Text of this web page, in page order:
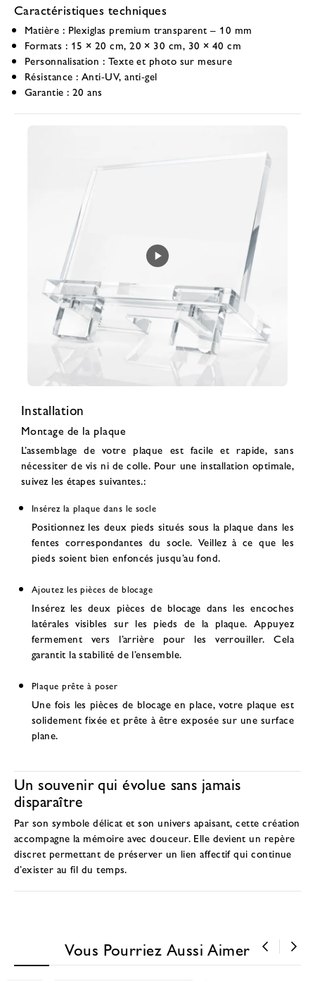
Caractéristiques techniques
Matière : Plexiglas premium transparent – 10 mm
Formats : 15 × 20 cm, 20 × 30 cm, 30 × 40 cm
Personnalisation : Texte et photo sur mesure
Résistance : Anti-UV, anti-gel
Garantie : 20 ans
Installation
Montage de la plaque
L’assemblage de votre plaque est facile et rapide, sans
nécessiter de vis ni de colle. Pour une installation optimale,
suivez les étapes suivantes.:
Insérez la plaque dans le socle
Positionnez les deux pieds situés sous la plaque dans les
fentes correspondantes du socle. Veillez à ce que les
pieds soient bien enfoncés jusqu’au fond.
Ajoutez les pièces de blocage
Insérez les deux pièces de blocage dans les encoches
latérales visibles sur les pieds de la plaque. Appuyez
fermement vers l’arrière pour les verrouiller. Cela
garantit la stabilité de l’ensemble.
Plaque prête à poser
Une fois les pièces de blocage en place, votre plaque est
solidement fixée et prête à être exposée sur une surface
plane.
Un souvenir qui évolue sans jamais
disparaître
Par son symbole délicat et son univers apaisant, cette création
accompagne la mémoire avec douceur. Elle devient un repère
discret permettant de préserver un lien affectif qui continue
d’exister au fil du temps.
Vous Pourriez Aussi Aimer